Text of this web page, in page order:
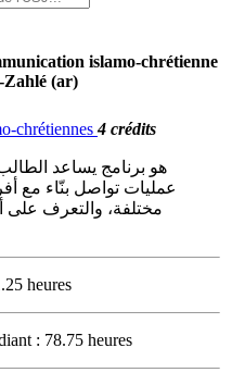
islamo-chrétienne
-Zahlé (ar)
chrétiennes4 crédits
هو برنامج يساعد
عمليات تواصل بنّاء مع
مختلفة، والتعرف على
heures
: 78.75 heures